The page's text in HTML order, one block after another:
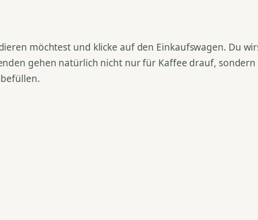
möchtest und klicke auf den Einkaufswagen. Du
gehen natürlich nicht nur für Kaffee drauf,